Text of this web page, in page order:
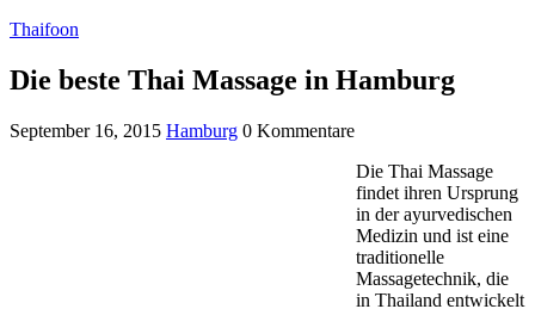
Thaifoon
Die beste Thai Massage in Hamburg
September 16, 2015 Hamburg 0 Kommentare
Die Thai Massage
findet ihren Ursprung
in der ayurvedischen
Medizin und ist eine
traditionelle
Massagetechnik, die
in Thailand entwickelt